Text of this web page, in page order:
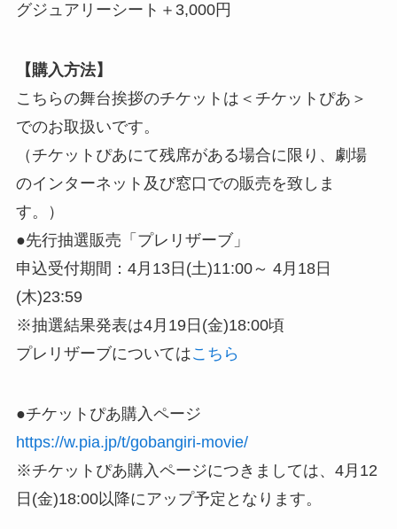
グジュアリーシート＋3,000円
【購入方法】
こちらの舞台挨拶のチケットは＜チケットぴあ＞
でのお取扱いです。
（チケットぴあにて残席がある場合に限り、劇場
のインターネット及び窓口での販売を致しま
す。）
●先行抽選販売「プレリザーブ」
申込受付期間：4月13日(土)11:00～ 4月18日
(木)23:59
※抽選結果発表は4月19日(金)18:00頃
プレリザーブについてはこちら
●チケットぴあ購入ページ
https://w.pia.jp/t/gobangiri-movie/
※チケットぴあ購入ページにつきましては、4月12
日(金)18:00以降にアップ予定となります。